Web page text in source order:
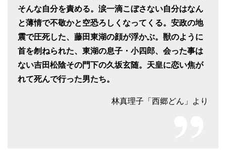
そんな自分を責める。涙一滴こぼさない自分はなん
と薄情で不敬かと空恐ろしくなってくる。安政の地
震で圧死した、藤田東湖の顔が浮かぶ。獣のように
首を刎ねられた、東湖の息子・小四郎、会った事は
ない吉田松陰その門下の久坂玄随。天皇に恋い焦が
れて死んで行った男たち。
林真理子「西郷どん」より